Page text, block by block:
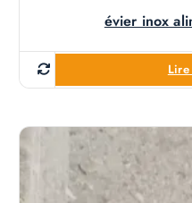
évier inox